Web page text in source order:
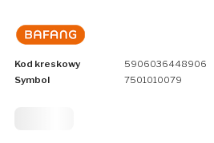
Kod kreskowy
5906036448906
Symbol
7501010079